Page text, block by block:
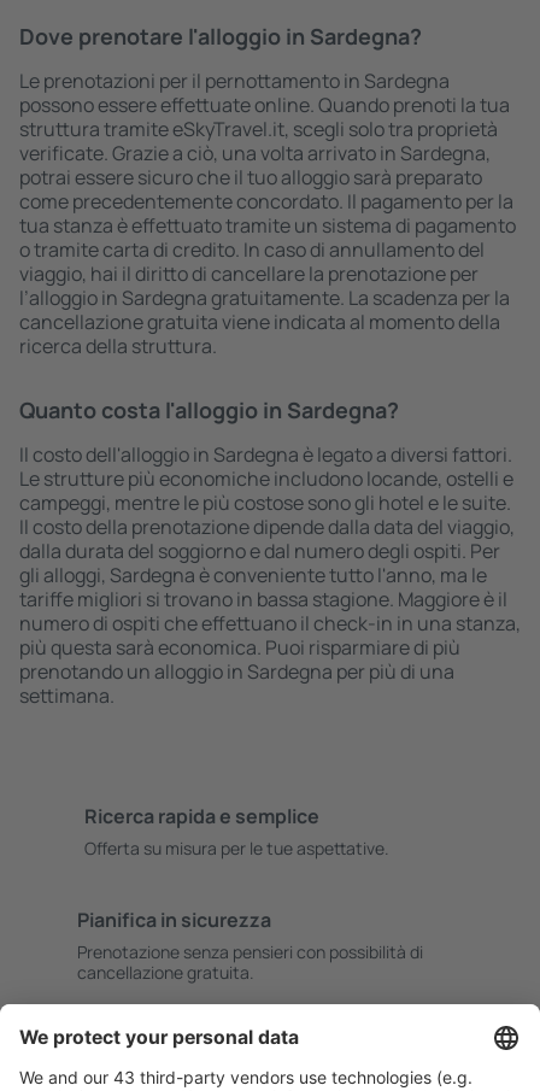
Dove prenotare l'alloggio in Sardegna?
Le prenotazioni per il pernottamento in Sardegna
possono essere effettuate online. Quando prenoti la tua
struttura tramite eSkyTravel.it, scegli solo tra proprietà
verificate. Grazie a ciò, una volta arrivato in Sardegna,
potrai essere sicuro che il tuo alloggio sarà preparato
come precedentemente concordato. Il pagamento per la
tua stanza è effettuato tramite un sistema di pagamento
o tramite carta di credito. In caso di annullamento del
viaggio, hai il diritto di cancellare la prenotazione per
l’alloggio in Sardegna gratuitamente. La scadenza per la
cancellazione gratuita viene indicata al momento della
ricerca della struttura.
Quanto costa l'alloggio in Sardegna?
Il costo dell'alloggio in Sardegna è legato a diversi fattori.
Le strutture più economiche includono locande, ostelli e
campeggi, mentre le più costose sono gli hotel e le suite.
Il costo della prenotazione dipende dalla data del viaggio,
dalla durata del soggiorno e dal numero degli ospiti. Per
gli alloggi, Sardegna è conveniente tutto l'anno, ma le
tariffe migliori si trovano in bassa stagione. Maggiore è il
numero di ospiti che effettuano il check-in in una stanza,
più questa sarà economica. Puoi risparmiare di più
prenotando un alloggio in Sardegna per più di una
settimana.
Ricerca rapida e semplice
Offerta su misura per le tue aspettative.
Pianifica in sicurezza
Prenotazione senza pensieri con possibilità di
cancellazione gratuita.
Risparmia di più
Prezzi attraenti e offerte speciali per gli utenti registrati.